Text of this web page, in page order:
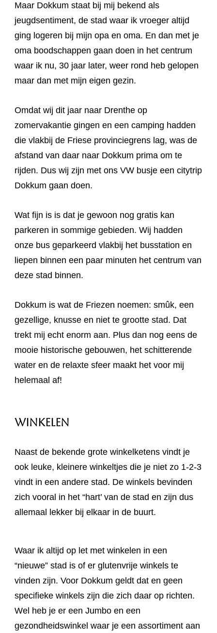
Maar Dokkum staat bij mij bekend als
jeugdsentiment, de stad waar ik vroeger altijd
ging logeren bij mijn opa en oma. En dan met je
oma boodschappen gaan doen in het centrum
waar ik nu, 30 jaar later, weer rond heb gelopen
maar dan met mijn eigen gezin.
Omdat wij dit jaar naar Drenthe op
zomervakantie gingen en een camping hadden
die vlakbij de Friese provinciegrens lag, was de
afstand van daar naar Dokkum prima om te
rijden. Dus wij zijn met ons VW busje een citytrip
Dokkum gaan doen.
Wat fijn is is dat je gewoon nog gratis kan
parkeren in sommige gebieden. Wij hadden
onze bus geparkeerd vlakbij het busstation en
liepen binnen een paar minuten het centrum van
deze stad binnen.
Dokkum is wat de Friezen noemen: smûk, een
gezellige, knusse en niet te grootte stad. Dat
trekt mij echt enorm aan. Plus dan nog eens de
mooie historische gebouwen, het schitterende
water en de relaxte sfeer maakt het voor mij
helemaal af!
Winkelen
Naast de bekende grote winkelketens vindt je
ook leuke, kleinere winkeltjes die je niet zo 1-2-3
vindt in een andere stad. De winkels bevinden
zich vooral in het “hart’ van de stad en zijn dus
allemaal lekker bij elkaar in de buurt.
Waar ik altijd op let met winkelen in een
“nieuwe” stad is of er glutenvrije winkels te
vinden zijn. Voor Dokkum geldt dat en geen
specifieke winkels zijn die zich daar op richten.
Wel heb je er een Jumbo en een
gezondheidswinkel waar je een assortiment aan